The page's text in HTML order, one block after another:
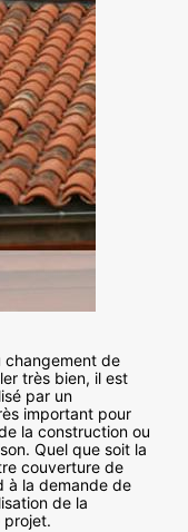
changement de
très bien, il est
par un
important pour
la construction ou
Quel que soit la
couverture de
à la demande de
de la
projet.